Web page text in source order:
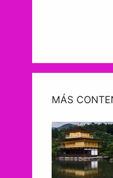
MÁS